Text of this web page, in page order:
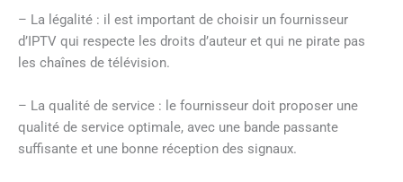
– La légalité : il est important de choisir un fournisseur
d’IPTV qui respecte les droits d’auteur et qui ne pirate pas
les chaînes de télévision.
– La qualité de service : le fournisseur doit proposer une
qualité de service optimale, avec une bande passante
suffisante et une bonne réception des signaux.